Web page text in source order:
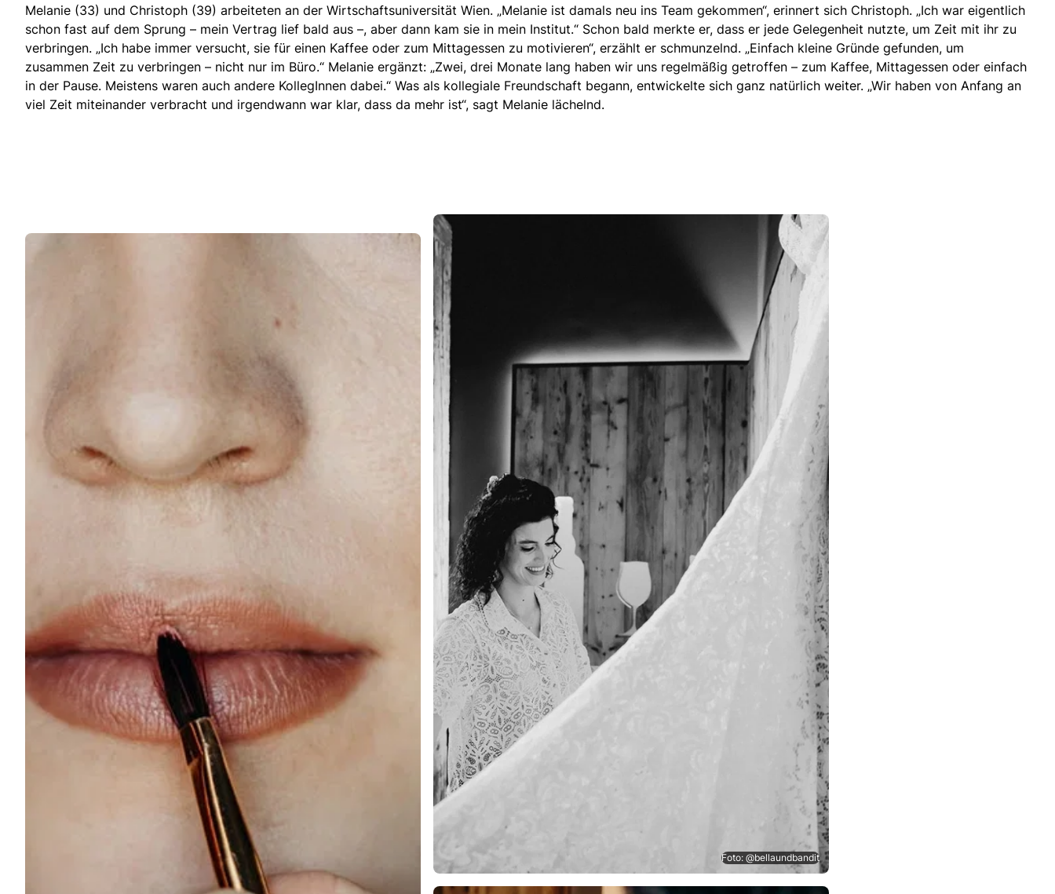
Melanie (33) und Christoph (39) arbeiteten an der Wirtschaftsuniversität Wien. „Melanie ist damals neu ins Team gekommen“, erinnert sich Christoph. „Ich war eigentlich
schon fast auf dem Sprung – mein Vertrag lief bald aus –, aber dann kam sie in mein Institut.“ Schon bald merkte er, dass er jede Gelegenheit nutzte, um Zeit mit ihr zu
verbringen. „Ich habe immer versucht, sie für einen Kaffee oder zum Mittagessen zu motivieren“, erzählt er schmunzelnd. „Einfach kleine Gründe gefunden, um
zusammen Zeit zu verbringen – nicht nur im Büro.“ Melanie ergänzt: „Zwei, drei Monate lang haben wir uns regelmäßig getroffen – zum Kaffee, Mittagessen oder einfach
in der Pause. Meistens waren auch andere KollegInnen dabei.“ Was als kollegiale Freundschaft begann, entwickelte sich ganz natürlich weiter. „Wir haben von Anfang an
viel Zeit miteinander verbracht und irgendwann war klar, dass da mehr ist“, sagt Melanie lächelnd.
Foto: @bellaundbandit